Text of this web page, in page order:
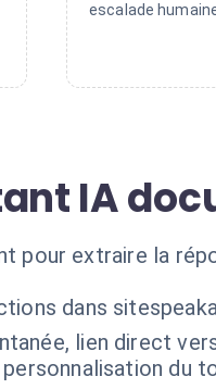
escalade
IA
pour extraire la
dans
lien direct
du